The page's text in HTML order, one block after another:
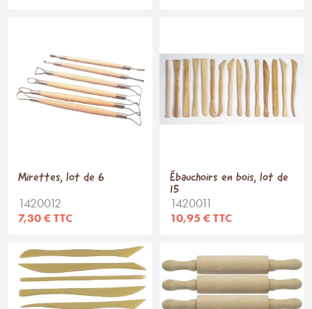
Mirettes, lot de 6
1420012
7,30 € TTC
Ébauchoirs en bois, lot de
15
1420011
10,95 € TTC